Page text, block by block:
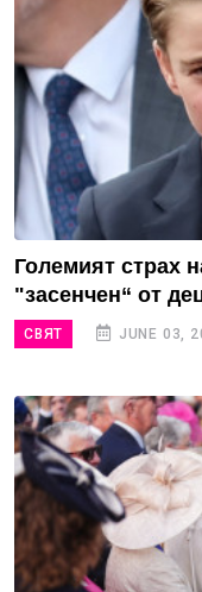
Големият страх
"засенчен“ от
СВЯТ JUNE 03,